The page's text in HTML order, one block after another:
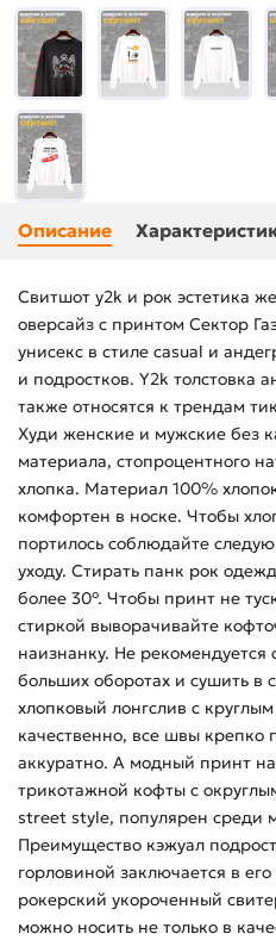
Описание
Свитшот y2k и рок эстетика
оверсайз с принтом Сектор
унисекс в стиле casual и
и подростков. Y2k толстовка
также относятся к трендам
Худи женские и мужские без
материала, стопроцентного
хлопка. Материал 100%
комфортен в носке. Чтобы
портилось соблюдайте
уходу. Стирать панк рок
более 30°. Чтобы принт не
стиркой выворачивайте
наизнанку. Не рекомендуется
больших оборотах и сушить в
хлопковый лонгслив с
качественно, все швы крепко
аккуратно. А модный принт
трикотажной кофты с
street style, популярен среди
Преимущество кэжуал
горловиной заключается в
рокерский укороченный
можно носить не только в